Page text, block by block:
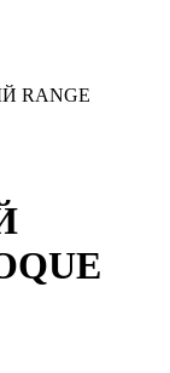
RANGE